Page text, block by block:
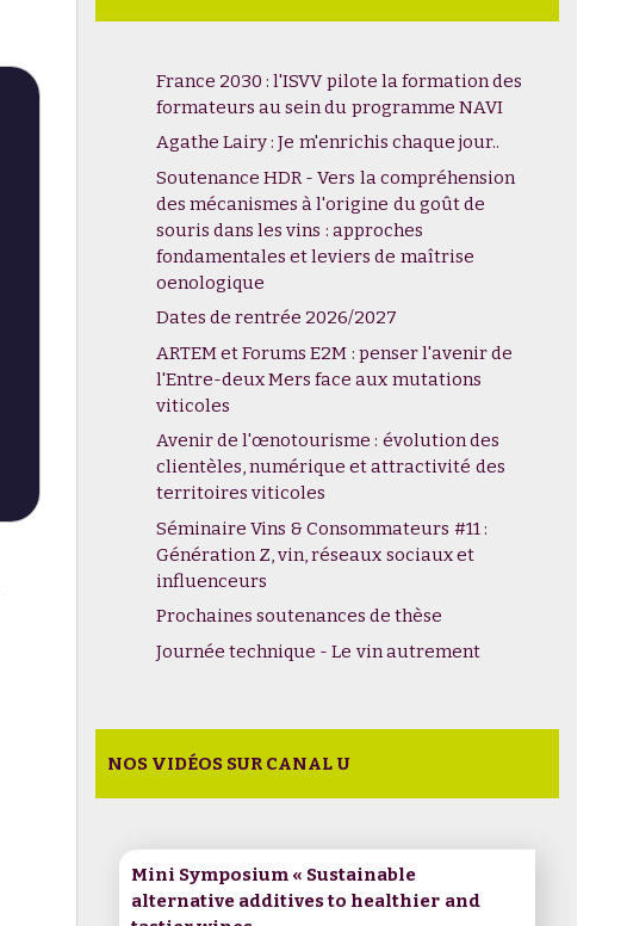
France 2030 : l'ISVV pilote la formation des
formateurs au sein du programme NAVI
Agathe Lairy : Je m'enrichis chaque jour..
Soutenance HDR - Vers la compréhension
des mécanismes à l'origine du goût de
souris dans les vins : approches
fondamentales et leviers de maîtrise
oenologique
Dates de rentrée 2026/2027
ARTEM et Forums E2M : penser l'avenir de
l'Entre-deux Mers face aux mutations
viticoles
Avenir de l'œnotourisme : évolution des
clientèles, numérique et attractivité des
territoires viticoles
Séminaire Vins & Consommateurs #11 :
Génération Z, vin, réseaux sociaux et
influenceurs
Prochaines soutenances de thèse
Journée technique - Le vin autrement
NOS VIDÉOS SUR CANAL U
Mini Symposium « Sustainable
alternative additives to healthier and